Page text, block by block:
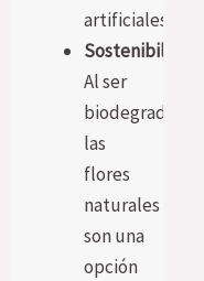
artificiales.
Sostenibilidad:
Al ser
biodegradables,
las
flores
naturales
son una
opción